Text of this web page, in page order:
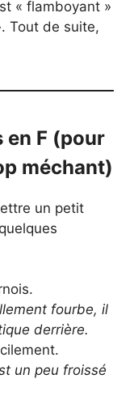
« flamboyant »
Tout de suite,
en F (pour
méchant)
un petit
fourbe, il
derrière.
un peu froissé